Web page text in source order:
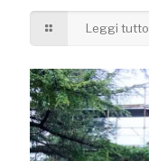
Leggi tutto